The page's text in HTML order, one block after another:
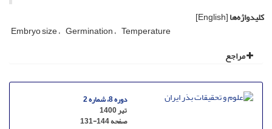
کلیدواژه‌ها[English]
Embryo size Germination Temperature
مراجع
دوره 8، شماره 2
تیر 1400
صفحه131-144